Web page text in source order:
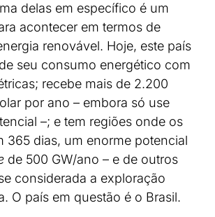
delas em específico é um
acontecer em termos de
renovável. Hoje, este país
seu consumo energético com
recebe mais de 2.200
por ano – embora só use
–; e tem regiões onde os
365 dias, um enorme potencial
de 500 GW/ano – e de outros
considerada a exploração
O país em questão é o Brasil.